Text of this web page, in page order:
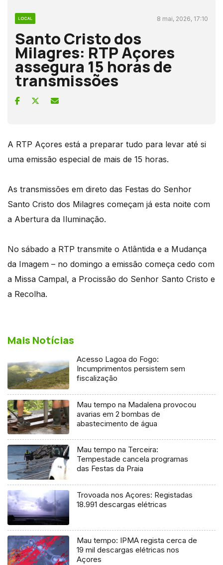
LOCAL 8 mai, 2026, 17:10
Santo Cristo dos
Milagres: RTP Açores
assegura 15 horas de
transmissões
A RTP Açores está a preparar tudo para levar até si
uma emissão especial de mais de 15 horas.
As transmissões em direto das Festas do Senhor
Santo Cristo dos Milagres começam já esta noite com
a Abertura da Iluminação.
No sábado a RTP transmite o Atlântida e a Mudança
da Imagem – no domingo a emissão começa cedo com
a Missa Campal, a Procissão do Senhor Santo Cristo e
a Recolha.
Mais Notícias
Acesso Lagoa do Fogo:
Incumprimentos persistem sem
fiscalização
Mau tempo na Madalena provocou
avarias em 2 bombas de
abastecimento de água
Mau tempo na Terceira:
Tempestade cancela programas
das Festas da Praia
Trovoada nos Açores: Registadas
18.991 descargas elétricas
Mau tempo: IPMA regista cerca de
19 mil descargas elétricas nos
Açores